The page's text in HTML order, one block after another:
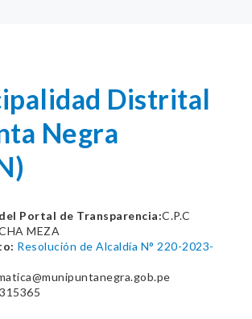
Distrital
Negra
Portal de Transparencia:C.P.C
MEZA
Resolución de Alcaldía N° 220-2023-